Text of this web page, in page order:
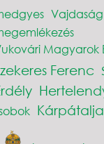
Vajdaság
Magyarok
Ferenc
Kárpátalja